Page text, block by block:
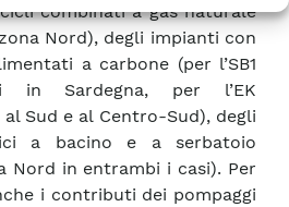
combinati a gas naturale
Nord), degli impianti con
a carbone (per l’SB1
in Sardegna, per l’EK
Sud e al Centro-Sud), degli
a bacino e a serbatoio
Nord in entrambi i casi). Per
i contributi dei pompaggi